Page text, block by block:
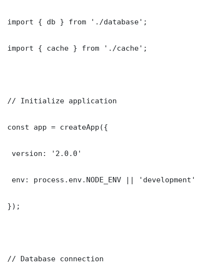
import { db } from './database';
import { cache } from './cache';
// Initialize application
const app = createApp({
version: '2.0.0'
env: process.env.NODE_ENV || 'development'
});
// Database connection